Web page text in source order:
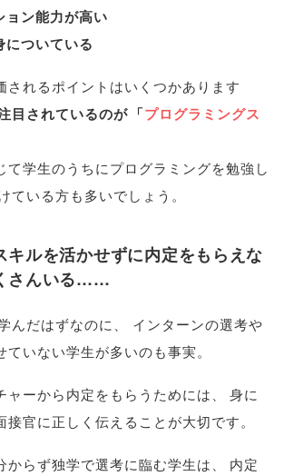
ン能力が高い
ついている
されるポイントはいくつかあります
目されているのが 「プログラミングス
て学生のうちにプログラミングを勉強し
ている方も多いでしょう 。
キルを活かせずに内定をもらえな
さんいる……
んだはずなのに、
インターンの選考や
ていない学生が多いのも事実。
ャーから内定をもらうためには、
身に
接官に正しく伝えることが大切です。
からず独学で選考に臨む学生は、 内定